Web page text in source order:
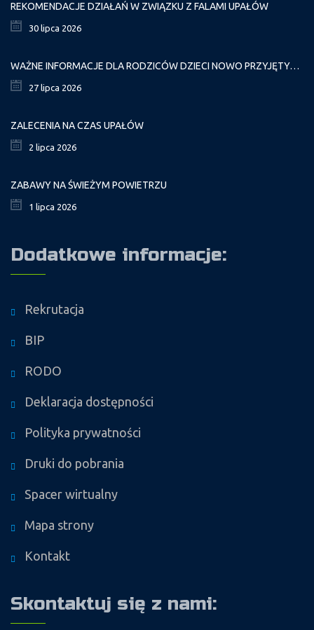
REKOMENDACJE DZIAŁAŃ W ZWIĄZKU Z FALAMI UPAŁÓW
30 lipca 2026
WAŻNE INFORMACJE DLA RODZICÓW DZIECI NOWO PRZYJĘTYCH GR. I
27 lipca 2026
ZALECENIA NA CZAS UPAŁÓW
2 lipca 2026
ZABAWY NA ŚWIEŻYM POWIETRZU
1 lipca 2026
Dodatkowe informacje:
Rekrutacja
BIP
RODO
Deklaracja dostępności
Polityka prywatności
Druki do pobrania
Spacer wirtualny
Mapa strony
Kontakt
Skontaktuj się z nami: